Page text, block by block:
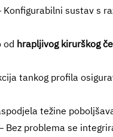
Konfigurabilni sustav s
od hrapljivog kirurškog
tankog profila
težine
Bez problema se